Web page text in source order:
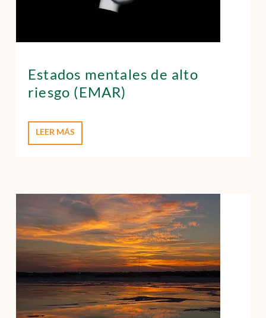
Estados mentales de alto
riesgo (EMAR)
LEER MÁS